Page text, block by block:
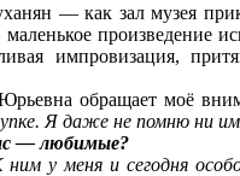
— как зал музея
произведение
импровизация,
обращает моё
Я даже не помню ни
— любимые?
у меня и сегодня